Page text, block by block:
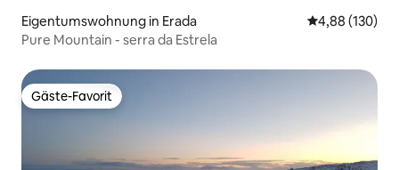
Eigentumswohnung in Erada
4,88 (130)
Pure Mountain - serra da Estrela
Gäste-Favorit
Gäste-Favorit